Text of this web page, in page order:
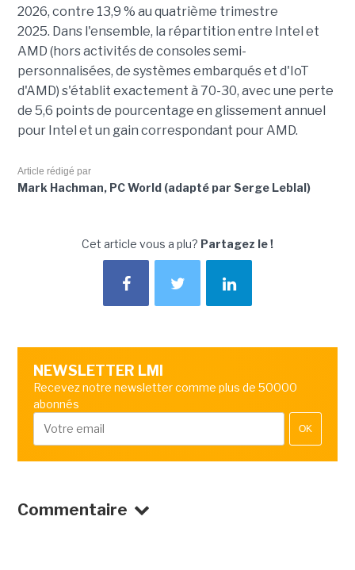
2026, contre 13,9 % au quatrième trimestre
2025. Dans l'ensemble, la répartition entre Intel et
AMD (hors activités de consoles semi-
personnalisées, de systèmes embarqués et d'IoT
d'AMD) s'établit exactement à 70-30, avec une perte
de 5,6 points de pourcentage en glissement annuel
pour Intel et un gain correspondant pour AMD.
Article rédigé par
Mark Hachman, PC World (adapté par Serge Leblal)
Cet article vous a plu? Partagez le !
NEWSLETTER LMI
Recevez notre newsletter comme plus de 50000
abonnés
OK
Commentaire